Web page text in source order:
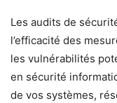
Les audits de
l’efficacité des
les vulnérabilités
en sécurité
de vos systèmes,